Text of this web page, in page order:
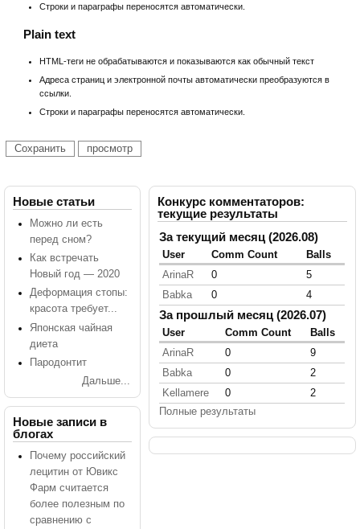
Строки и параграфы переносятся автоматически.
Plain text
HTML-теги не обрабатываются и показываются как обычный текст
Адреса страниц и электронной почты автоматически преобразуются в
ссылки.
Строки и параграфы переносятся автоматически.
Новые статьи
Можно ли есть
перед сном?
Как встречать
Новый год — 2020
Деформация стопы:
красота требует...
Японская чайная
диета
Пародонтит
Дальше...
Новые записи в
блогах
Почему российский
лецитин от Ювикс
Фарм считается
более полезным по
сравнению с
Конкурс комментаторов:
текущие результаты
За текущий месяц (2026.08)
User Comm Count
Balls
ArinaR
0
5
Babka
0 4
За прошлый месяц (2026.07)
User Comm Count
Balls
ArinaR
0
9
Babka
0
2
Kellamere
0
2
Полные результаты